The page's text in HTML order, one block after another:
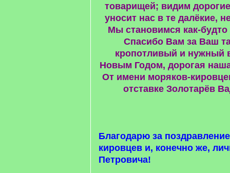
товарищей; видим
уносит нас в те далёкие,
Мы становимся как-
Спасибо Вам за Ваш
кропотливый и нужный
Новым Годом, дорогая
От имени моряков-
отставке Золотарёв
Благодарю за
кировцев и, конечно же,
Петровича!